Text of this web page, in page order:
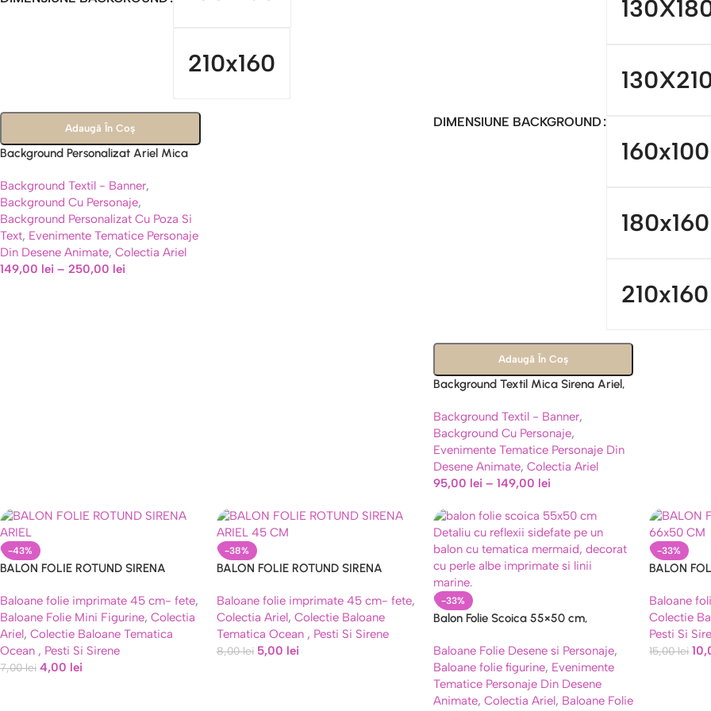
210x160
Adaugă În Coș
Background Personalizat Ariel Mica
Background Textil - Banner,
Background Cu Personaje,
Background Personalizat Cu Poza Si
Text, Evenimente Tematice Personaje
Din Desene Animate, Colectia Ariel
149,00 lei – 250,00 lei
DIMENSIUNE BACKGROUND
160x100
180x160
210x160
Adaugă În Coș
Background Textil Mica Sirena Ariel,
Background Textil - Banner,
Background Cu Personaje,
Evenimente Tematice Personaje Din
Desene Animate, Colectia Ariel
95,00 lei – 149,00 lei
-43%
BALON FOLIE ROTUND SIRENA
Baloane folie imprimate 45 cm- fete,
Baloane Folie Mini Figurine, Colectia
Ariel, Colectie Baloane Tematica
Ocean , Pesti Si Sirene
7,00lei 4,00 lei
-38%
BALON FOLIE ROTUND SIRENA
Baloane folie imprimate 45 cm- fete,
Colectia Ariel, Colectie Baloane
Tematica Ocean , Pesti Si Sirene
8,00lei 5,00 lei
-33%
Balon Folie Scoica 55×50 cm,
Baloane Folie Desene si Personaje,
Baloane folie figurine, Evenimente
Tematice Personaje Din Desene
Animate, Colectia Ariel, Baloane Folie
-33%
BALON
Baloane
Colectie
Pesti Si
15,00lei